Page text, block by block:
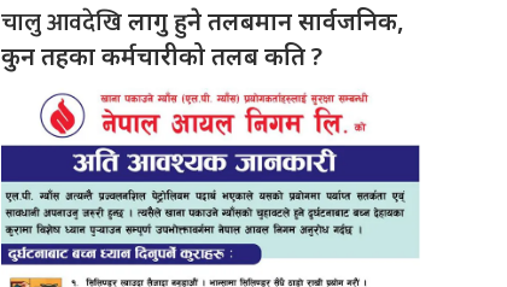
चालु आवदेखिलागु हुने तलबमान सार्वजनिक,
कुन तहका कर्मचारीको तलब कति ?